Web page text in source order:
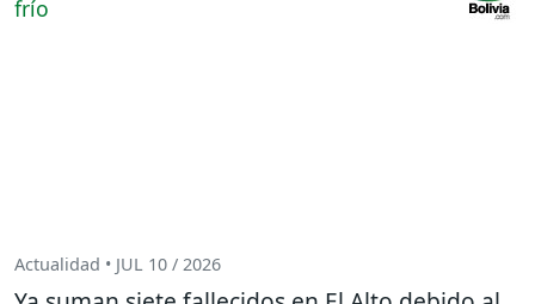
Actualidad • JUL 10 / 2026